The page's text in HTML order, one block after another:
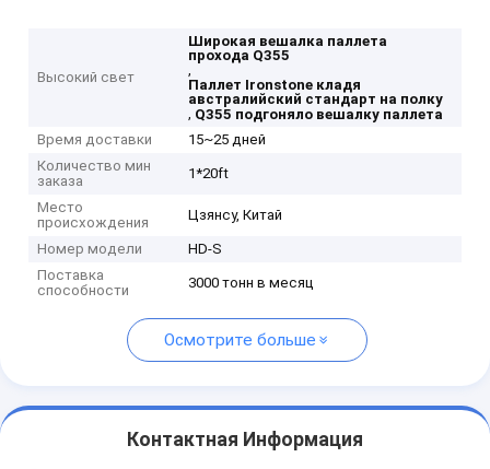
Высокий свет
Широкая вешалка паллета
прохода Q355
,
Паллет Ironstone кладя
австралийский стандарт на полку
, Q355 подгоняло вешалку паллета
Время доставки
15~25 дней
Количество мин
заказа
1*20ft
Место
происхождения
Цзянсу, Китай
Номер модели
HD-S
Поставка
способности
3000 тонн в месяц
Осмотрите больше
Контактная Информация